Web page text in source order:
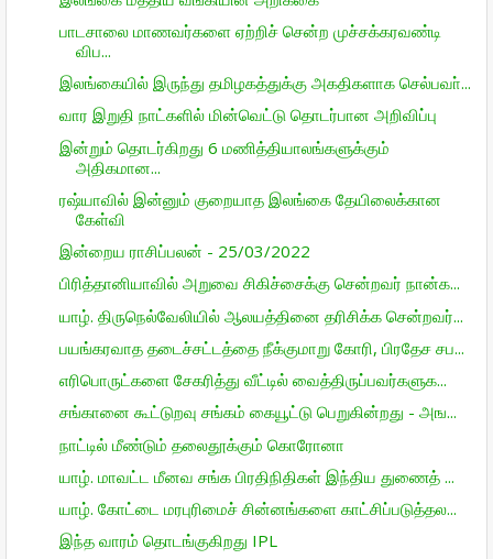
பாடசாலை மாணவர்களை ஏற்றிச் சென்ற முச்சக்கரவண்டி
விப...
இலங்கையில் இருந்து தமிழகத்துக்கு அகதிகளாக செல்பவா்...
வார இறுதி நாட்களில் மின்வெட்டு தொடர்பான அறிவிப்பு
இன்றும் தொடர்கிறது 6 மணித்தியாலங்களுக்கும்
அதிகமான...
ரஷ்யாவில் இன்னும் குறையாத இலங்கை தேயிலைக்கான
கேள்வி
இன்றைய ராசிப்பலன் - 25/03/2022
பிரித்தானியாவில் அறுவை சிகிச்சைக்கு சென்றவர் நான்க...
யாழ். திருநெல்வேலியில் ஆலயத்தினை தரிசிக்க சென்றவர்...
பயங்கரவாத தடைச்சட்டத்தை நீக்குமாறு கோரி, பிரதேச சப...
எரிபொருட்களை சேகரித்து வீட்டில் வைத்திருப்பவர்களுக...
சங்கானை கூட்டுறவு சங்கம் கையூட்டு பெறுகின்றது - அங...
நாட்டில் மீண்டும் தலைதூக்கும் கொரோனா
யாழ். மாவட்ட மீனவ சங்க பிரதிநிதிகள் இந்திய துணைத் ...
யாழ். கோட்டை மரபுரிமைச் சின்னங்களை காட்சிப்படுத்தல...
இந்த வாரம் தொடங்குகிறது IPL